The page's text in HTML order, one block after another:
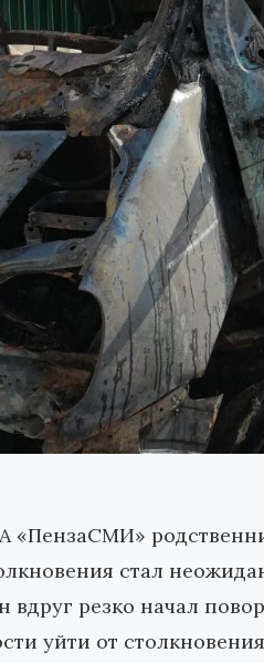
«ПензаСМИ»
стал
резко начал
уйти от